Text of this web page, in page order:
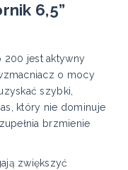
6,5”
200 jest aktywny
o mocy
szybki,
który nie dominuje
brzmienie
zwiększyć